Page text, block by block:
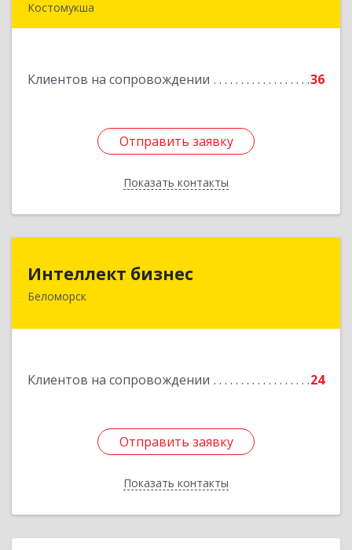
Костомукша
Клиентов на сопровождении 36
Отправить заявку
Показать контакты
Отправить заявку
Назад
Интеллект бизнес
Беломорск
Клиентов на сопровождении 24
Отправить заявку
Показать контакты
Отправить заявку
Назад